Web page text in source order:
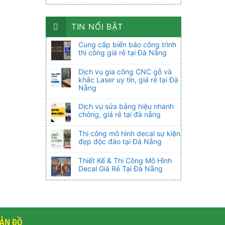
TIN NỔI BẬT
Cung cấp biển báo công trình
thi công giá rẻ tại Đà Nẵng
Dịch vụ gia công CNC gỗ và
khắc Laser uy tín, giá rẻ tại Đà
Nẵng
Dịch vụ sửa bảng hiệu nhanh
chóng, giá rẻ tại đà nẵng
Thi công mô hình decal sự kiện
đẹp độc đáo tại Đà Nẵng
Thiết Kế & Thi Công Mô Hình
Decal Giá Rẻ Tại Đà Nẵng
ĐỒ